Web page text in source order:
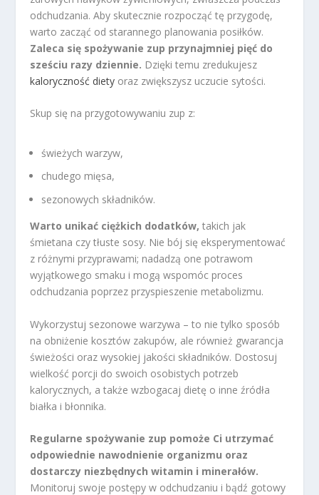
odchudzania. Aby skutecznie rozpocząć tę przygodę,
warto zacząć od starannego planowania posiłków.
Zaleca się spożywanie zup przynajmniej pięć do
sześciu razy dziennie. Dzięki temu zredukujesz
kaloryczność diety oraz zwiększysz uczucie sytości.
Skup się na przygotowywaniu zup z:
świeżych warzyw,
chudego mięsa,
sezonowych składników.
Warto unikać ciężkich dodatków, takich jak
śmietana czy tłuste sosy. Nie bój się eksperymentować
z różnymi przyprawami; nadadzą one potrawom
wyjątkowego smaku i mogą wspomóc proces
odchudzania poprzez przyspieszenie metabolizmu.
Wykorzystuj sezonowe warzywa – to nie tylko sposób
na obniżenie kosztów zakupów, ale również gwarancja
świeżości oraz wysokiej jakości składników. Dostosuj
wielkość porcji do swoich osobistych potrzeb
kalorycznych, a także wzbogacaj dietę o inne źródła
białka i błonnika.
Regularne spożywanie zup pomoże Ci utrzymać
odpowiednie nawodnienie organizmu oraz
dostarczy niezbędnych witamin i minerałów.
Monitoruj swoje postępy w odchudzaniu i bądź gotowy